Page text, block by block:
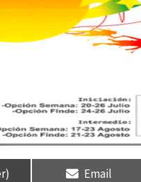
Compartir
en
Email
Compartir
en